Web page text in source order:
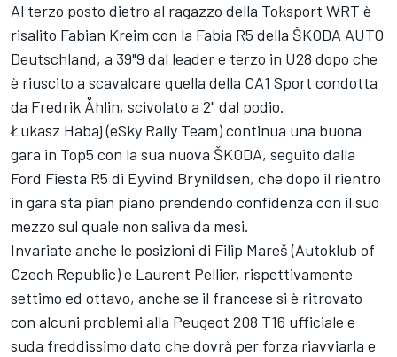
Al terzo posto dietro al ragazzo della Toksport WRT è
risalito Fabian Kreim con la Fabia R5 della ŠKODA AUTO
Deutschland, a 39"9 dal leader e terzo in U28 dopo che
è riuscito a scavalcare quella della CA1 Sport condotta
da Fredrik Åhlin, scivolato a 2" dal podio.
Łukasz Habaj (eSky Rally Team) continua una buona
gara in Top5 con la sua nuova ŠKODA, seguito dalla
Ford Fiesta R5 di Eyvind Brynildsen, che dopo il rientro
in gara sta pian piano prendendo confidenza con il suo
mezzo sul quale non saliva da mesi.
Invariate anche le posizioni di Filip Mareš (Autoklub of
Czech Republic) e Laurent Pellier, rispettivamente
settimo ed ottavo, anche se il francese si è ritrovato
con alcuni problemi alla Peugeot 208 T16 ufficiale e
suda freddissimo dato che dovrà per forza riavviarla e